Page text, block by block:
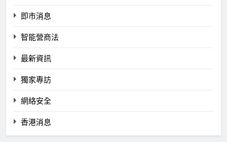
即市消息
智能營商法
最新資訊
獨家專訪
網絡安全
香港消息